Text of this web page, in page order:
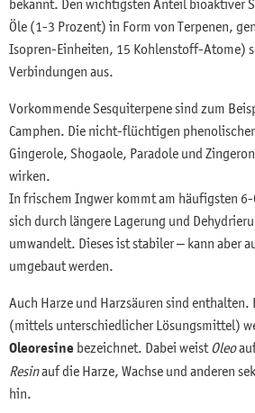
bekannt. Den wichtigsten Anteil bioaktiver
Öle (1-3 Prozent) in Form von Terpenen,
Isopren-Einheiten, 15 Kohlenstoff-Atome)
Verbindungen aus.
Vorkommende Sesquiterpene sind zum
Camphen. Die nicht-flüchtigen
Gingerole, Shogaole, Paradole und
wirken.
In frischem Ingwer kommt am häufigsten
sich durch längere Lagerung und
umwandelt. Dieses ist stabiler – kann aber
umgebaut werden.
Auch Harze und Harzsäuren sind enthalten.
(mittels unterschiedlicher Lösungsmittel)
Oleoresine bezeichnet. Dabei weist Oleo
Resinauf die Harze, Wachse und anderen
hin.